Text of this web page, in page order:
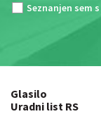
Seznanjen sem s
Glasilo
Uradni list RS